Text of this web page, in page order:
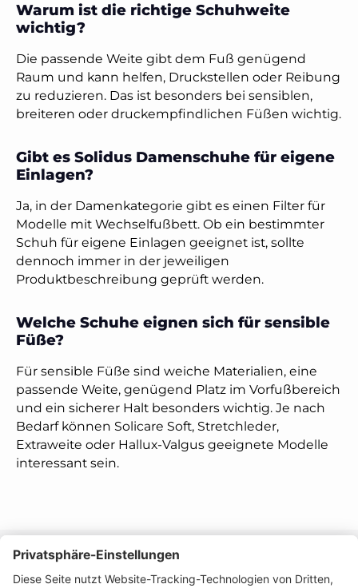
Warum ist die richtige Schuhweite
wichtig?
Die passende Weite gibt dem Fuß genügend
Raum und kann helfen, Druckstellen oder Reibung
zu reduzieren. Das ist besonders bei sensiblen,
breiteren oder druckempfindlichen Füßen wichtig.
Gibt es Solidus Damenschuhe für eigene
Einlagen?
Ja, in der Damenkategorie gibt es einen Filter für
Modelle mit Wechselfußbett. Ob ein bestimmter
Schuh für eigene Einlagen geeignet ist, sollte
dennoch immer in der jeweiligen
Produktbeschreibung geprüft werden.
Welche Schuhe eignen sich für sensible
Füße?
Für sensible Füße sind weiche Materialien, eine
passende Weite, genügend Platz im Vorfußbereich
und ein sicherer Halt besonders wichtig. Je nach
Bedarf können Solicare Soft, Stretchleder,
Extraweite oder Hallux-Valgus geeignete Modelle
interessant sein.
Informationen